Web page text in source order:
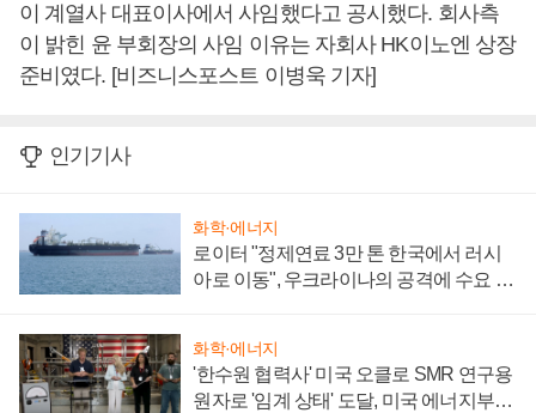
이 계열사 대표이사에서 사임했다고 공시했다. 회사측
이 밝힌 윤 부회장의 사임 이유는 자회사 HK이노엔 상장
준비였다. [비즈니스포스트 이병욱 기자]
인기기사
화학·에너지
로이터 "정제연료 3만 톤 한국에서 러시
아로 이동", 우크라이나의 공격에 수요 늘
화학·에너지
'한수원 협력사' 미국 오클로 SMR 연구용
원자로 '임계 상태' 도달, 미국 에너지부